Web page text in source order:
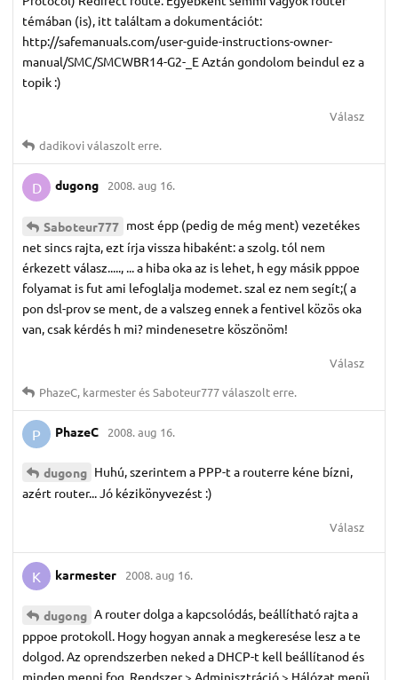
témában (is), itt találtam a dokumentációt:
http://safemanuals.com/user-guide-instructions-owner-
manual/SMC/SMCWBR14-G2-_E Aztán gondolom beindul ez a
topik :)
Válasz
dadikoviválaszolt erre.
D dugong 2008. aug 16.
Saboteur777 most épp (pedig de még ment) vezetékes
net sincs rajta, ezt írja vissza hibaként: a szolg. tól nem
érkezett válasz....., ... a hiba oka az is lehet, h egy másik pppoe
folyamat is fut ami lefoglalja modemet. szal ez nem segít;( a
pon dsl-prov se ment, de a valszeg ennek a fentivel közös oka
van, csak kérdés h mi? mindenesetre köszönöm!
Válasz
PhazeC, karmesterésSaboteur777válaszolt erre.
P PhazeC 2008. aug 16.
dugong Huhú, szerintem a PPP-t a routerre kéne bízni,
azért router... Jó kézikönyvezést :)
Válasz
K karmester 2008. aug 16.
dugong A router dolga a kapcsolódás, beállítható rajta a
pppoe protokoll. Hogy hogyan annak a megkeresése lesz a te
dolgod. Az oprendszerben neked a DHCP-t kell beállítanod és
minden menni fog. Rendszer > Adminisztráció > Hálózat menü